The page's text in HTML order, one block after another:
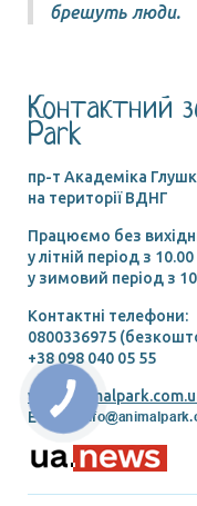
брешуть люди.
Контактний
Park
пр-т Академіка
на території ВДНГ
Працюємо без
у літній період з
у зимовий період з
Контактні телефони:
0800336975
+38 098 040 05 55
E-mail: